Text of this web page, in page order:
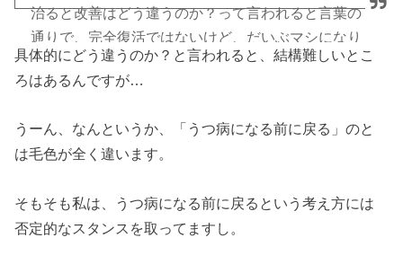
— ほっしー@メンタルハッカー
(@HossyMentalHack) 2018年6月26日
うつ病以外でも「治った」の基準って曖昧なのでし
ょうね。
— ほっしー@メンタルハッカー
治ると改善はどう違うのか？って言われると言葉の
通りで、完全復活ではないけど、だいぶマシになり
ましたよ〜って感じ。
できることのほうが大事」と書かれてあったから、
「治す」よりも「改善」を目指すのは気持ち的に楽
— ほっしー@メンタルハッカー
具体的にどう違うのか？と言われると、結構難しいとこ
ろはあるんですが…
うーん、なんというか、「うつ病になる前に戻る」のと
は毛色が全く違います。
そもそも私は、うつ病になる前に戻るという考え方には
否定的なスタンスを取ってますし。